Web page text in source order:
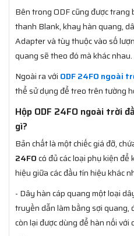
Bên trong ODF cũng được trang
thanh Blank, khay hàn quang,
Adapter và tùy thuộc vào số
quang sẽ theo đó mà khác nhau.
Ngoài ra với ODF 24FO ngoài
thể sử dụng để treo trên tường
Hộp ODF 24FO ngoài trời
gì?
Bản chất là một chiếc giá đỡ,
24FOcó đủ các loại phụ kiện
hiệu giữa các đầu tín hiệu khác
- Dây hàn cáp quang một loại
truyền dẫn làm bằng sợi quang,
còn lại được dùng để hàn nối với